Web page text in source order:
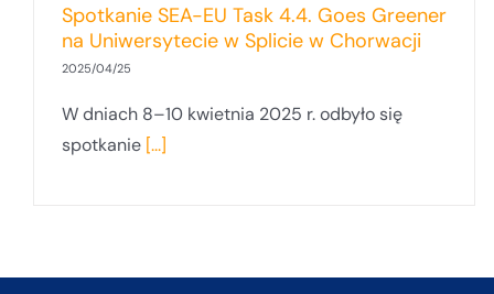
Spotkanie SEA-EU Task 4.4. Goes Greener
na Uniwersytecie w Splicie w Chorwacji
2025/04/25
W dniach 8–10 kwietnia 2025 r. odbyło się
spotkanie [...]